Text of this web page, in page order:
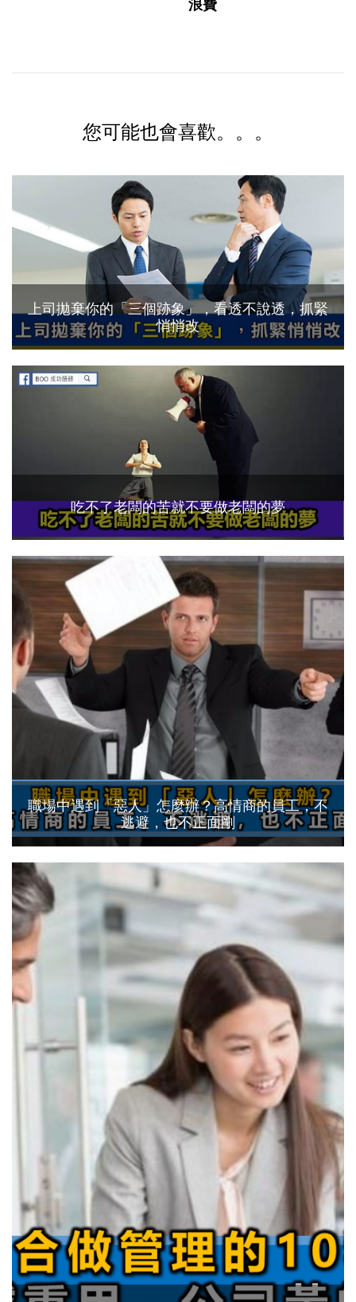
浪費
您可能也會喜歡。。。
上司拋棄你的「三個跡象」，看透不說透，抓緊
悄悄改
吃不了老闆的苦就不要做老闆的夢
職場中遇到「惡人」怎麼辦？高情商的員工，不
逃避，也不正面剛